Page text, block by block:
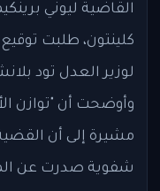
القاضية ليوني
كلينتون، طلبت
لوزير العدل تود
وأوضحت أن "توازن
مشيرة إلى أن
شفوية صدرت عن